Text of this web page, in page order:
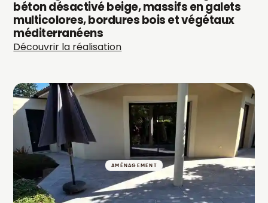
béton désactivé beige, massifs en galets
multicolores, bordures bois et végétaux
méditerranéens
Découvrir la réalisation
AMÉNAGEMENT